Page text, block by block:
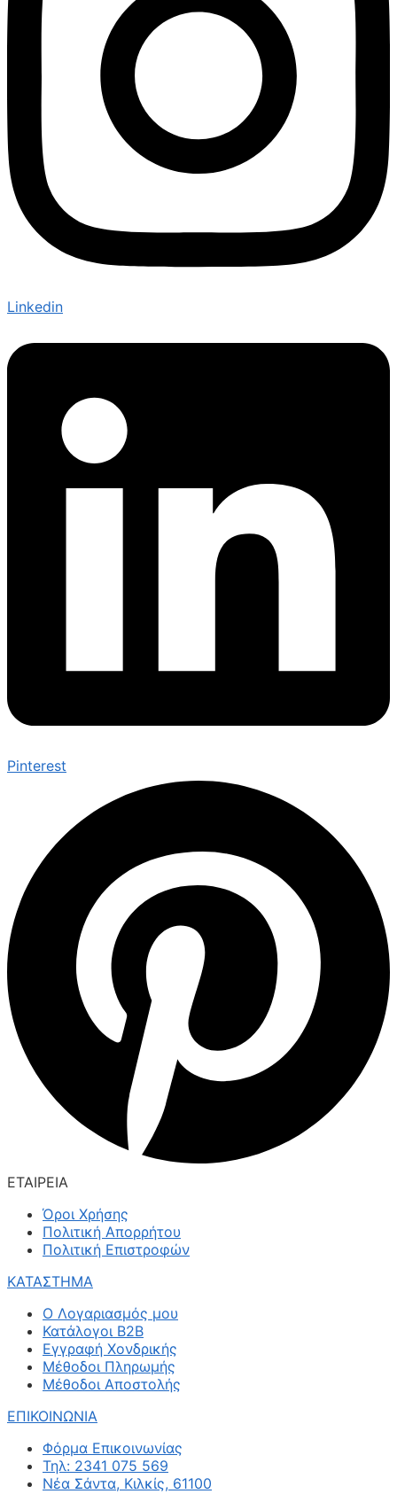
Linkedin
Pinterest
ΕΤΑΙΡΕΙΑ
Όροι Χρήσης
Πολιτική Απορρήτου
Πολιτική Επιστροφών
ΚΑΤΑΣΤΗΜΑ
Ο Λογαριασμός μου
Κατάλογοι B2B
Εγγραφή Χονδρικής
Μέθοδοι Πληρωμής
Μέθοδοι Αποστολής
ΕΠΙΚΟΙΝΩΝΙΑ
Φόρμα Επικοινωνίας
Τηλ: 2341 075 569
Νέα Σάντα, Κιλκίς, 61100